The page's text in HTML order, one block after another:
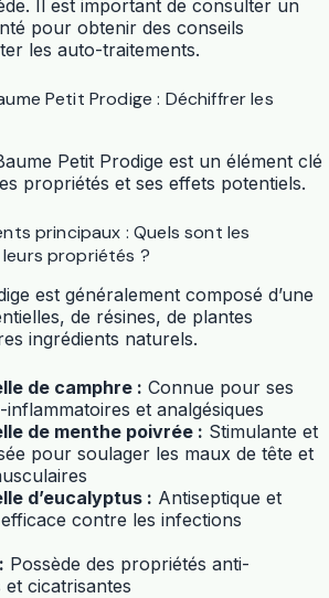
Il est important de consulter un
pour obtenir des conseils
les auto-traitements.
Petit Prodige : Déchiffrer les
Petit Prodige est un élément clé
propriétés et ses effets potentiels.
principaux : Quels sont les
propriétés ?
est généralement composé d’une
de résines, de plantes
ingrédients naturels.
de camphre : Connue pour ses
et analgésiques
de menthe poivrée : Stimulante et
pour soulager les maux de tête et
d’eucalyptus : Antiseptique et
contre les infections
Possède des propriétés anti-
cicatrisantes